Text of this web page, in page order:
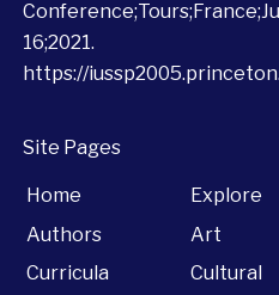
16;2021.
https://
Site Pages
Home Explore
Authors
Art
Curricula
Cultural